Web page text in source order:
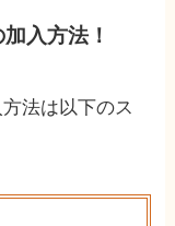
入方法！
法は以下のス